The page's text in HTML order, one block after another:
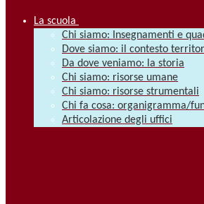
La scuola
Chi siamo: Insegnamenti e
Dove siamo: il contesto
Da dove veniamo: la storia
Chi siamo: risorse umane
Chi siamo: risorse strumentali
Chi fa cosa: organigramma/
Articolazione degli uffici